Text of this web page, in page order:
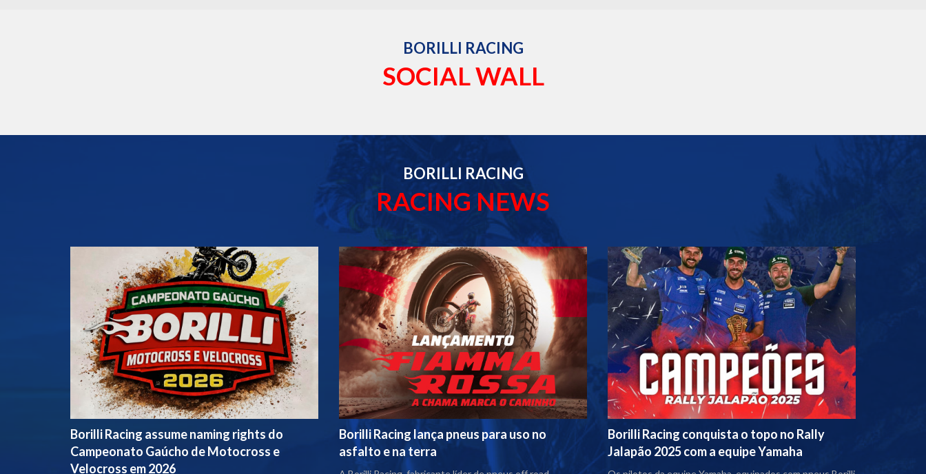
BORILLI RACING
SOCIAL WALL
BORILLI RACING
RACING NEWS
Borilli Racing assume naming rights do
Campeonato Gaúcho de Motocross e
Velocross em 2026
Borilli Racing lança pneus para uso no
asfalto e na terra
Borilli Racing conquista o topo no Rally
Jalapão 2025 com a equipe Yamaha